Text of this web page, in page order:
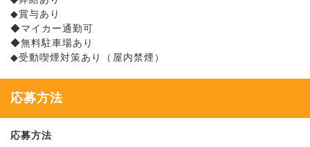
◆賞与あり
◆マイカー通勤可
◆無料駐車場あり
◆受動喫煙対策あり（屋内禁煙）
応募方法
応募方法